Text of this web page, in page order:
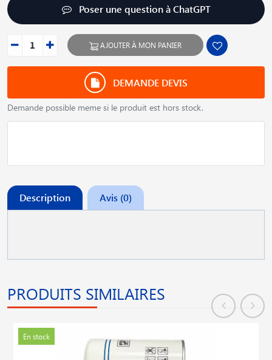
Poser une question à ChatGPT
AJOUTER À MON PANIER
DEMANDE DEVIS
Demande possible meme si le produit est hors stock.
Description Avis (0)
PRODUITS SIMILAIRES
En stock